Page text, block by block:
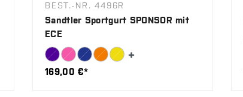
BEST.-NR. 4496R
Sandtler Sportgurt SPONSOR mit
ECE
169,00 €*